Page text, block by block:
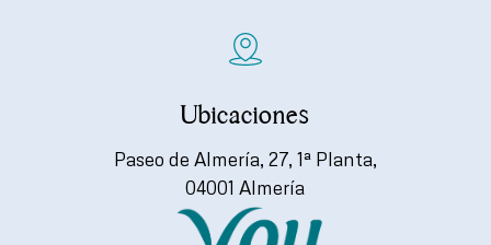
Ubicaciones
Paseo de Almería, 27, 1ª Planta,
04001 Almería